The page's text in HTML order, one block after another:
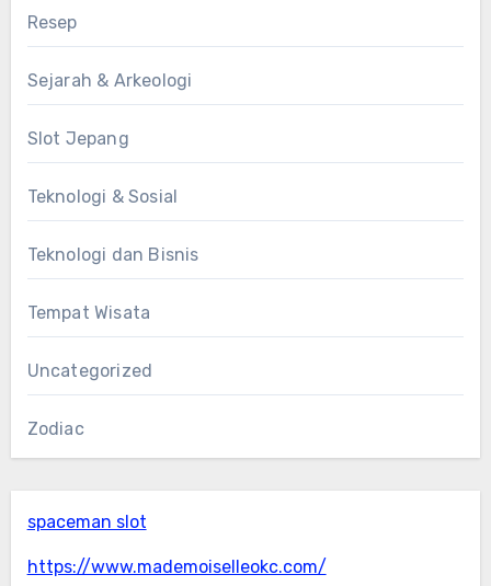
Resep
Sejarah & Arkeologi
Slot Jepang
Teknologi & Sosial
Teknologi dan Bisnis
Tempat Wisata
Uncategorized
Zodiac
spaceman slot
https://www.mademoiselleokc.com/